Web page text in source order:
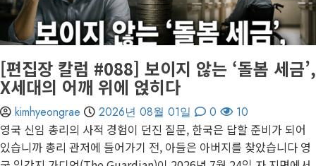
게재된 글
편집장 칼럼
[편집장 칼럼 #088] 보이지 않는 ‘돌봄 세금’,
X세대의 어깨 위에 얹히다
kimhyeongrae 2026년 08월 01일 0 10
영국 신임 총리의 사적 경험이 던진 질문, 한국은 답할 준비가 되어
있습니까 총리 관저에 들어가기 전, 아들은 아버지를 찾았습니다 영